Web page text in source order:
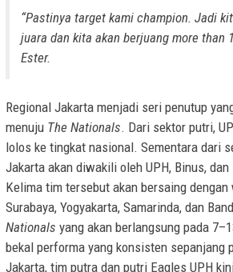
“Pastinya target kami champion. Jadi
juara dan kita akan berjuang more than
Ester.
Regional Jakarta menjadi seri penutup
menuju The Nationals. Dari sektor putri,
lolos ke tingkat nasional. Sementara dari
Jakarta akan diwakili oleh UPH, Binus,
Kelima tim tersebut akan bersaing
Surabaya, Yogyakarta, Samarinda, dan
Nationals yang akan berlangsung pada
bekal performa yang konsisten sepanjang
Jakarta, tim putra dan putri Eagles UPH